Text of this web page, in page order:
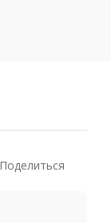
Поделиться